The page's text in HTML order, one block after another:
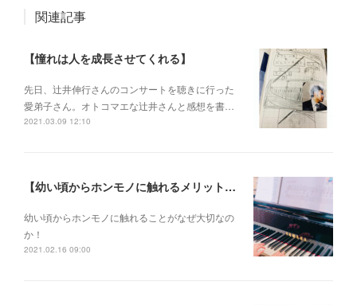
関連記事
【憧れは人を成長させてくれる】
先日、辻井伸行さんのコンサートを 聴きに行った
愛弟子さん。 オトコマエな辻井さんと 感想を書…
2021.03.09 12:10
【幼い頃からホンモノに触れるメリットとは？】
幼い頃からホンモノに 触れることがなぜ大切なの
か！
2021.02.16 09:00